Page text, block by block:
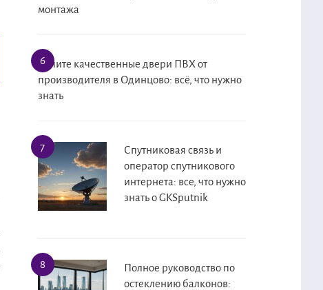
монтажа
Купите качественные двери ПВХ от
производителя в Одинцово: всё, что нужно
знать
Спутниковая связь и
оператор спутникового
интернета: все, что нужно
знать о GKSputnik
Полное руководство по
остеклению балконов: